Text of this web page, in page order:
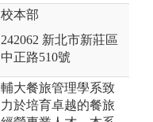
校本部
242062 新北市新莊區
中正路510號
輔大餐旅管理學系致
力於培育卓越的餐旅